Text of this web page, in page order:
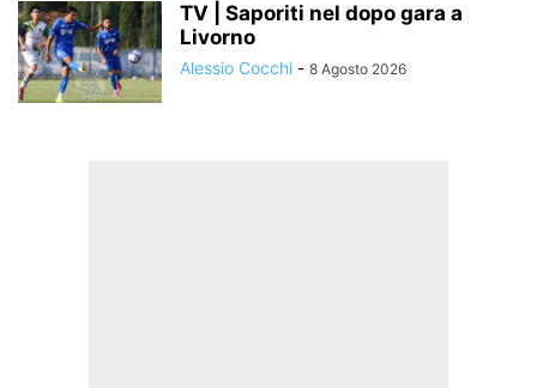
TV | Saporiti nel dopo gara a
Livorno
Alessio Cocchi - 8 Agosto 2026